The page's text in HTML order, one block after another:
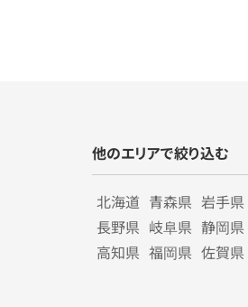
他のエリアで絞り込む
北海道 青森県 岩手県
長野県 岐阜県 静岡県
高知県 福岡県 佐賀県